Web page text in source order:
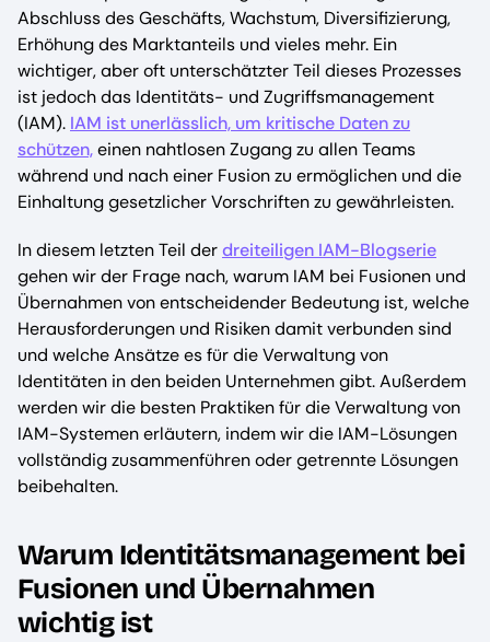
Abschluss des Geschäfts, Wachstum, Diversifizierung,
Erhöhung des Marktanteils und vieles mehr. Ein
wichtiger, aber oft unterschätzter Teil dieses Prozesses
ist jedoch das Identitäts- und Zugriffsmanagement
(IAM). IAM ist unerlässlich, um kritische Daten zu
schützen,einen nahtlosen Zugang zu allen Teams
während und nach einer Fusion zu ermöglichen und die
Einhaltung gesetzlicher Vorschriften zu gewährleisten.
In diesem letzten Teil derdreiteiligen IAM-Blogserie
gehen wir der Frage nach, warum IAM bei Fusionen und
Übernahmen von entscheidender Bedeutung ist, welche
Herausforderungen und Risiken damit verbunden sind
und welche Ansätze es für die Verwaltung von
Identitäten in den beiden Unternehmen gibt. Außerdem
werden wir die besten Praktiken für die Verwaltung von
IAM-Systemen erläutern, indem wir die IAM-Lösungen
vollständig zusammenführen oder getrennte Lösungen
beibehalten.
Warum Identitätsmanagement bei
Fusionen und Übernahmen
wichtig ist